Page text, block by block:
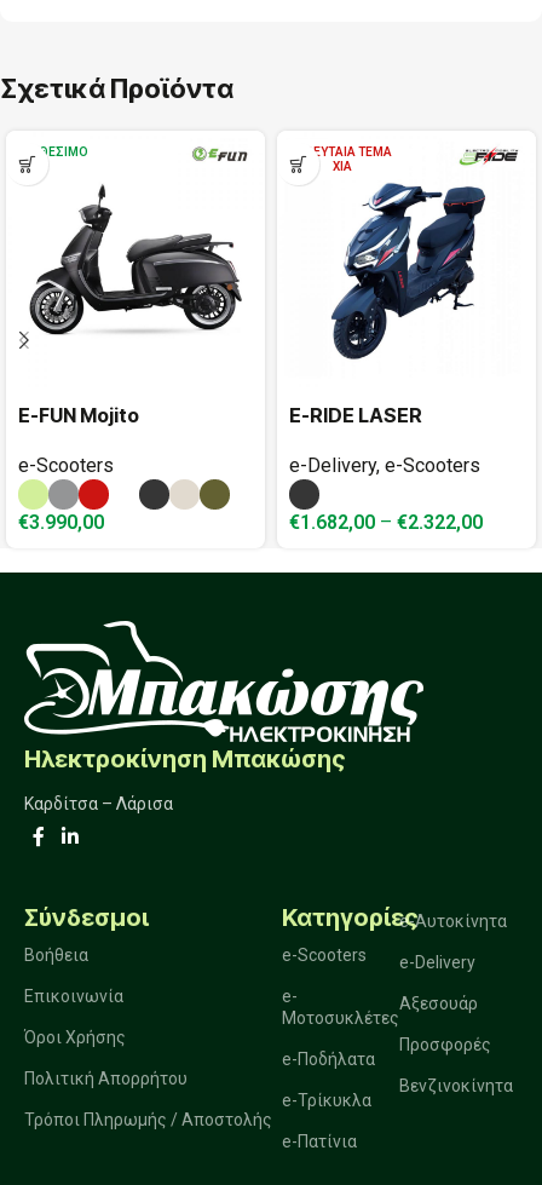
Σχετικά Προϊόντα
ΔΙΑΘΈΣΙΜΟ
E-FUN Mojito
e-Scooters
€3.990,00
ΤΕΛΕΥΤΑΊΑ ΤΕΜΆ
ΧΙΑ
E-RIDE LASER
e-Delivery, e-Scooters
€1.682,00 – €2.322,00
Ηλεκτροκίνηση Μπακώσης
Καρδίτσα – Λάρισα
Σύνδεσμοι
Βοήθεια
Επικοινωνία
Όροι Χρήσης
Πολιτική Απορρήτου
Τρόποι Πληρωμής / Αποστολής
Κατηγορίες
e-Scooters
e-
Μοτοσυκλέτες
e-Ποδήλατα
e-Τρίκυκλα
e-Πατίνια
e-Αυτοκίνητα
e-Delivery
Αξεσουάρ
Προσφορές
Βενζινοκίνητα